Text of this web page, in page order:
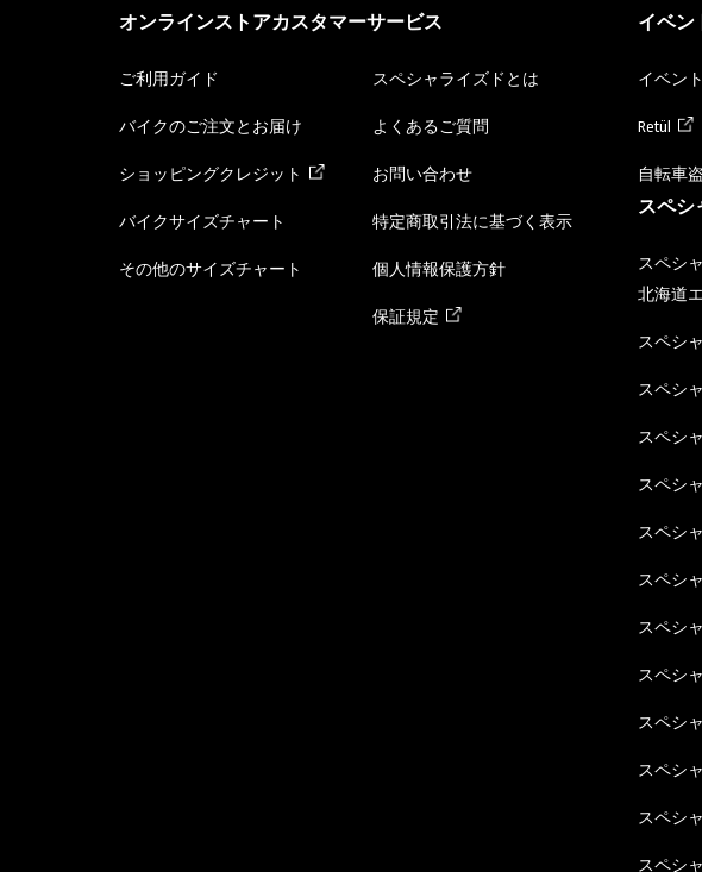
オンラインストアカスタマーサービス
ご利用ガイド
バイクのご注文とお届け
ショッピングクレジット
バイクサイズチャート
その他のサイズチャート
スペシャライズドとは
よくあるご質問
お問い合わせ
特定商取引法に基づく表示
個人情報保護方針
保証規定
イベン
イベント
Retül
自転車
スペシ
スペシ
北海道
スペシ
スペシ
スペシ
スペシ
スペシ
スペシ
スペシ
スペシ
スペシ
スペシ
スペシ
スペシ